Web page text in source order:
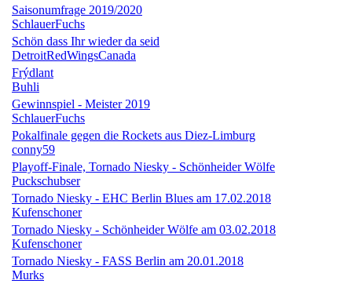
Saisonumfrage 2019/2020
SchlauerFuchs
Schön dass Ihr wieder da seid
DetroitRedWingsCanada
Frýdlant
Buhli
Gewinnspiel - Meister 2019
SchlauerFuchs
Pokalfinale gegen die Rockets aus Diez-Limburg
conny59
Playoff-Finale, Tornado Niesky - Schönheider Wölfe
Puckschubser
Tornado Niesky - EHC Berlin Blues am 17.02.2018
Kufenschoner
Tornado Niesky - Schönheider Wölfe am 03.02.2018
Kufenschoner
Tornado Niesky - FASS Berlin am 20.01.2018
Murks